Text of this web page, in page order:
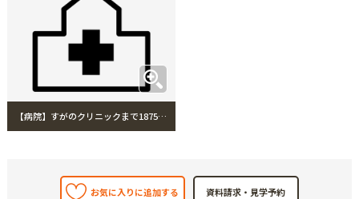
【病院】すがのクリニックまで1875m すがのクリニック
お気に入りに追加する